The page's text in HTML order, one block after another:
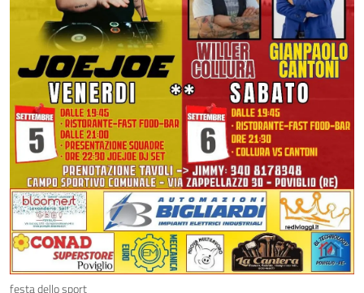
festa dello sport